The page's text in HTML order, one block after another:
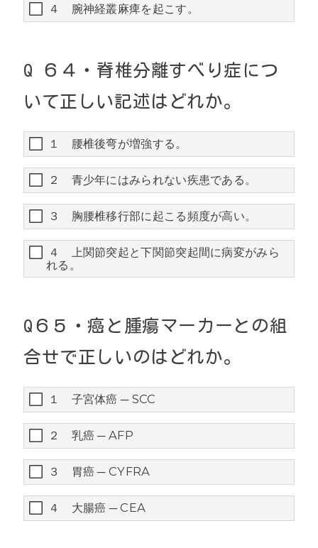
４ 腕神経叢麻痺を起こす。
Q ６４・ 脊椎分離すべり症につ
いて正しい記述はどれか。
１ 腰椎後弯が増強する。
２ 青少年にはみられない疾患である。
３ 胸腰椎移行部に起こる頻度が高い。
４ 上関節突起と下関節突起間に病変がみら
れる。
Q ６５・ 癌と腫瘍マーカーとの組
合せで正しいのはどれか。
１ 子宮体癌 ─ SCC
２ 乳癌 ─ AFP
３ 胃癌 ─ CYFRA
４ 大腸癌 ─ CEA